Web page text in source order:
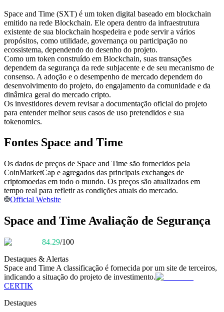
Copiar Trading
Junte-se aos principais traders
Desfrute da partilha de lucros e comissões de copy trading
Informação
Análise de big data, incluindo informações comerciais, etc.
Space and Time (SXT) é um token digital baseado em blockchain
emitido na rede Blockchain. Ele opera dentro da infraestrutura
existente de sua blockchain hospedeira e pode servir a vários
propósitos, como utilidade, governança ou participação no
ecossistema, dependendo do desenho do projeto.
Como um token construído em Blockchain, suas transações
dependem da segurança da rede subjacente e de seu mecanismo de
consenso. A adoção e o desempenho de mercado dependem do
desenvolvimento do projeto, do engajamento da comunidade e da
dinâmica geral do mercado cripto.
Os investidores devem revisar a documentação oficial do projeto
para entender melhor seus casos de uso pretendidos e sua
tokenomics.
Fontes Space and Time
Os dados de preços de Space and Time são fornecidos pela
CoinMarketCap e agregados das principais exchanges de
criptomoedas em todo o mundo. Os preços são atualizados em
tempo real para refletir as condições atuais do mercado.
Official Website
Space and Time Avaliação de Segurança
84.29/100
Destaques & Alertas
Space and Time A classificação é fornecida por um site de terceiros,
indicando a situação do projeto de investimento.
CERTIK
Destaques